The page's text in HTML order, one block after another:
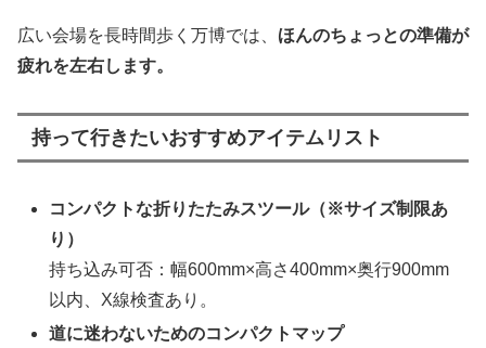
広い会場を長時間歩く万博では、 ほんのちょっとの準備が
疲れを左右します。
持って行きたいおすすめアイテムリスト
コンパクトな折りたたみスツール（※サイズ制限あ
り）
持ち込み可否：幅600mm×高さ400mm×奥行900mm
以内、X線検査あり。
道に迷わないためのコンパクトマップ